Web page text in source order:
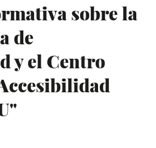
sobre la
de
y el Centro